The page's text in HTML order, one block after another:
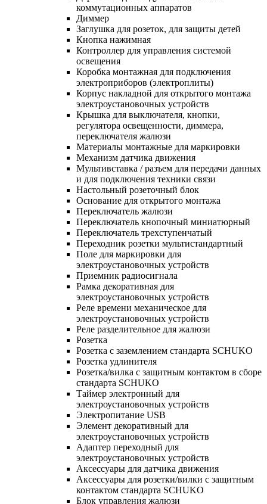
коммутационных аппаратов
Диммер
Заглушка для розеток, для защиты детей
Кнопка нажимная
Контроллер для управления системой
освещения
Коробка монтажная для подключения
электроприборов (электроплиты)
Корпус накладной для открытого монтажа
электроустановочных устройств
Крышка для выключателя, кнопки,
регулятора освещенности, диммера,
переключателя жалюзи
Материалы монтажные для маркировки
Механизм датчика движения
Мультивставка / разъем для передачи данных
и для подключения техники связи
Настольный розеточный блок
Основание для открытого монтажа
Переключатель жалюзи
Переключатель кнопочный миниатюрный
Переключатель трехступенчатый
Переходник розетки мультистандартный
Поле для маркировки для
электроустановочных устройств
Приемник радиосигнала
Рамка декоративная для
электроустановочных устройств
Реле времени механическое для
электроустановочных устройств
Реле разделительное для жалюзи
Розетка
Розетка с заземлением стандарта SCHUKO
Розетка удлинителя
Розетка/вилка с защитным контактом в сборе
стандарта SCHUKO
Таймер электронный для
электроустановочных устройств
Электропитание USB
Элемент декоративный для
электроустановочных устройств
Адаптер переходный для
электроустановочных устройств
Аксессуары для датчика движения
Аксессуары для розетки/вилки с защитным
контактом стандарта SCHUKO
Блок управления жалюзи